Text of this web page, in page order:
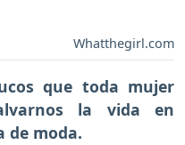
Whatthegirl.com
que toda mujer
la vida en
de moda.